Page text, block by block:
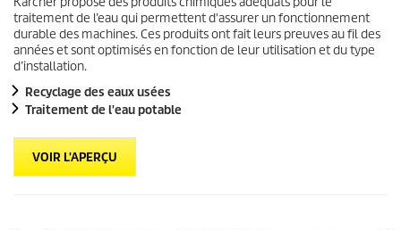
traitement de l’eau qui permettent d'assurer un fonctionnement
durable des machines. Ces produits ont fait leurs preuves au fil des
années et sont optimisés en fonction de leur utilisation et du type
d’installation.
Recyclage des eaux usées
Traitement de l'eau potable
VOIR L'APERÇU